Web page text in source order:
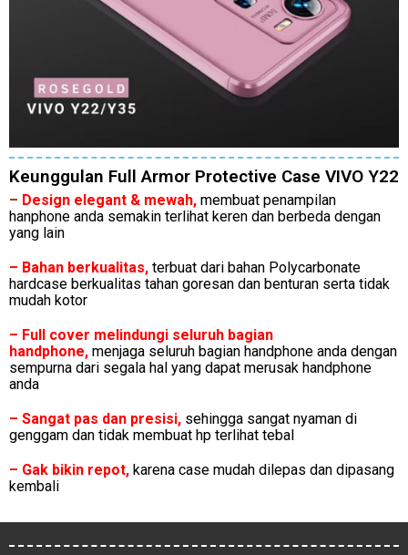
Keunggulan Full Armor Protective Case VIVO Y22
– Design elegant & mewah, membuat penampilan
hanphone anda semakin terlihat keren dan berbeda dengan
yang lain
– Bahan berkualitas, terbuat dari bahan Polycarbonate
hardcase berkualitas tahan goresan dan benturan serta tidak
mudah kotor
– Full cover melindungi seluruh bagian
handphone, menjaga seluruh bagian handphone anda dengan
sempurna dari segala hal yang dapat merusak handphone
anda
– Sangat pas dan presisi, sehingga sangat nyaman di
genggam dan tidak membuat hp terlihat tebal
– Gak bikin repot, karena case mudah dilepas dan dipasang
kembali